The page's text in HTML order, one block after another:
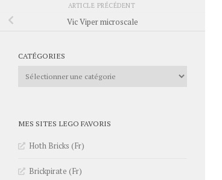
ARTICLE PRÉCÉDENT
Vic Viper microscale
CATÉGORIES
Catégories
MES SITES LEGO FAVORIS
Hoth Bricks (Fr)
Brickpirate (Fr)